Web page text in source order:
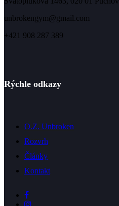
unbrokengym@gmail.com
+421 908 287 389
Rýchle odkazy
O.Z. Unbroken
Rozvrh
Články
Kontakt